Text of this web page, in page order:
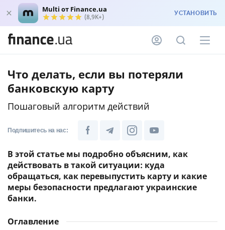
Multi от Finance.ua
(8,9K+) УСТАНОВИТЬ
Что делать, если вы потеряли
банковскую карту
Пошаговый алгоритм действий
Подпишитесь на нас:
В этой статье мы подробно объясним, как
действовать в такой ситуации: куда
обращаться, как перевыпустить карту и какие
меры безопасности предлагают украинские
банки.
Оглавление